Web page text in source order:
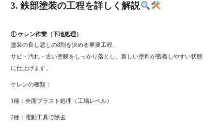
3. 鉄部塗装の工程を詳しく解説
① ケレン作業（下地処理）
塗装の良し悪しの8割を決める重要工程。
サビ・汚れ・古い塗膜をしっかり落とし、新しい塗料が密着しやすい状態
に仕上げます。
ケレンの種類：
1種：全面ブラスト処理（工場レベル）
2種：電動工具で除去